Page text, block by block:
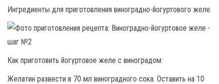
Ингредиенты для приготовления виноградно-йогуртового желе.
Как приготовить йогуртовое желе с виноградом:
Желатин развести в 70 мл виноградного сока. Оставить на 10